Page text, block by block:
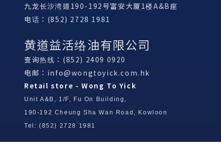
九龙长沙湾道190-192号富安大厦1楼A&B座
电话：(852) 2728 1981
黄道益活络油有限公司
查询热线：(852) 2409 0920
电邮： info@wongtoyick.com.hk
Retail store - Wong To Yick
Unit A&B, 1/F, Fu On Building,
190-192 Cheung Sha Wan Road, Kowloon
Tel: (852) 2728 1981